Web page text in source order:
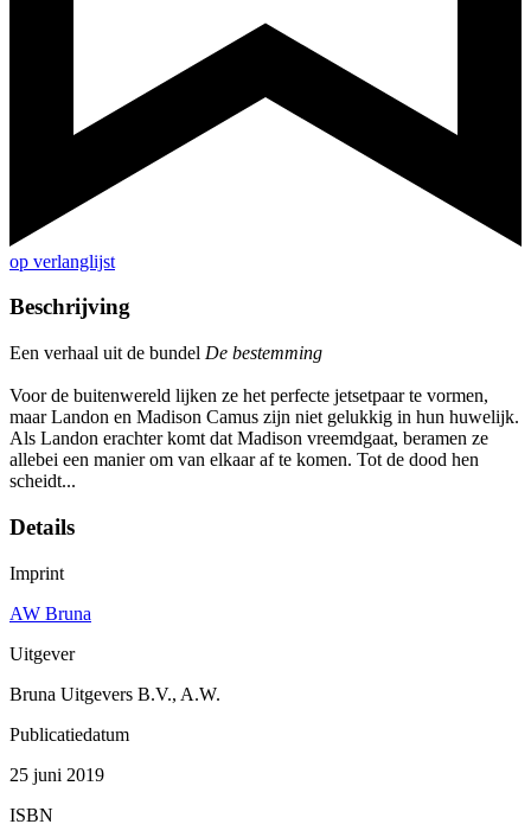
op verlanglijst
Beschrijving
Een verhaal uit de bundel De bestemming
Voor de buitenwereld lijken ze het perfecte jetsetpaar te vormen,
maar Landon en Madison Camus zijn niet gelukkig in hun huwelijk.
Als Landon erachter komt dat Madison vreemdgaat, beramen ze
allebei een manier om van elkaar af te komen. Tot de dood hen
scheidt...
Details
Imprint
AW Bruna
Uitgever
Bruna Uitgevers B.V., A.W.
Publicatiedatum
25 juni 2019
ISBN